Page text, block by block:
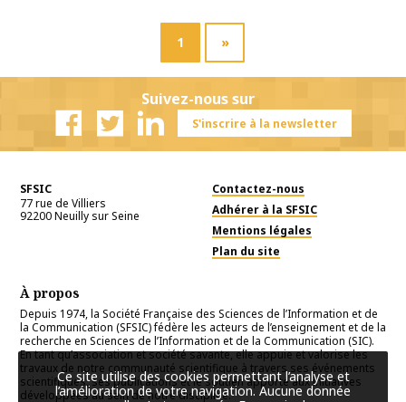
1 »
Suivez-nous sur
S'inscrire à la newsletter
SFSIC
77 rue de Villiers
92200Neuilly sur Seine
Contactez-nous
Adhérer à la SFSIC
Mentions légales
Plan du site
À propos
Depuis 1974, la Société Française des Sciences de l’Information et de
la Communication (SFSIC) fédère les acteurs de l’enseignement et de la
recherche en Sciences de l’Information et de la Communication (SIC).
En tant qu’association et société savante, elle appuie et valorise les
travaux de notre communauté scientifique à travers ses événements
scientifiques, ses publications et le soutien apporté aux initiatives
développées au sein de notre discipline.
Ce site utilise des cookies permettant l’analyse et
l’amélioration de votre navigation. Aucune donnée